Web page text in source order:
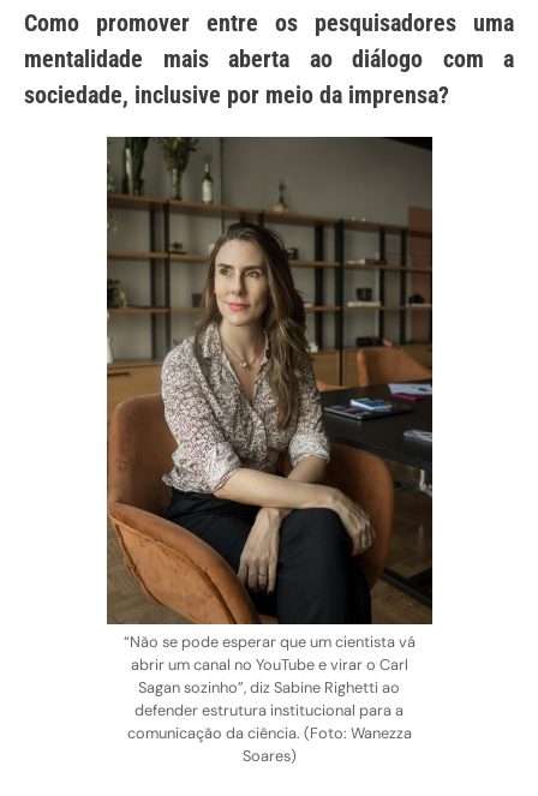
Como promover entre os pesquisadores uma
mentalidade mais aberta ao diálogo com a
sociedade, inclusive por meio da imprensa?
“Não se pode esperar que um cientista vá
abrir um canal no YouTube e virar o Carl
Sagan sozinho”, diz Sabine Righetti ao
defender estrutura institucional para a
comunicação da ciência. (Foto: Wanezza
Soares)